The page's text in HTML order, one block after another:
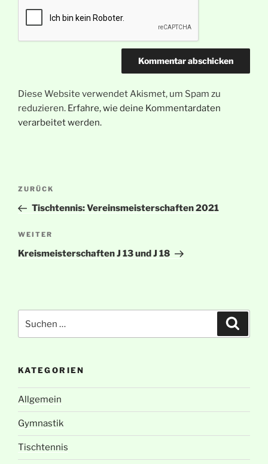
Diese Website verwendet Akismet, um Spam zu
reduzieren. Erfahre, wie deine Kommentardaten
verarbeitet werden.
Beitragsnavigation
Vorheriger
Beitrag
ZURÜCK
Tischtennis: Vereinsmeisterschaften 2021
Nächster
Beitrag
WEITER
Kreismeisterschaften J 13 und J 18
nach:
KATEGORIEN
Allgemein
Gymnastik
Tischtennis